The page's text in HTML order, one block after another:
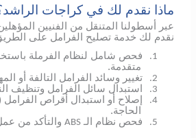
ماذا نقدم لك في كراجات
عبر أسطولنا المتنقل من الفنيين
نقدم لك خدمة تصليح الفرامل على
1.
فحص شامل لنظام الفرملة
متقدمة.
2. تغيير وسائد الفرامل التالفة أو
3. استبدال سائل الفرامل وتنظيف
4.
إصلاح أو استبدال أقراص
الحاجة.
5. فحص نظام الـABS والتأكد من